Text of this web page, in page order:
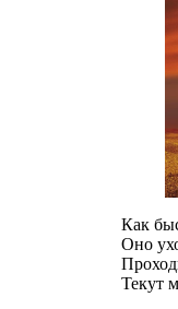
Как
Оно
Текут